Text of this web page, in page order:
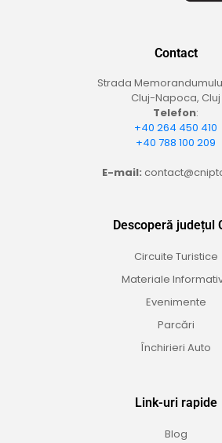
Contact
Strada
Cluj-Napoca, Cluj
Telefon:
+40 264 450 410
+40 788 100 209
E-mail:
Descoperă județul
Circuite Turistice
Materiale
Evenimente
Parcări
Închirieri Auto
Link-uri rapide
Blog